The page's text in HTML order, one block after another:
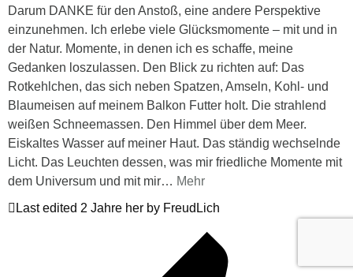
Darum DANKE für den Anstoß, eine andere Perspektive
einzunehmen. Ich erlebe viele Glücksmomente – mit und in
der Natur. Momente, in denen ich es schaffe, meine
Gedanken loszulassen. Den Blick zu richten auf: Das
Rotkehlchen, das sich neben Spatzen, Amseln, Kohl- und
Blaumeisen auf meinem Balkon Futter holt. Die strahlend
weißen Schneemassen. Den Himmel über dem Meer.
Eiskaltes Wasser auf meiner Haut. Das ständig wechselnde
Licht. Das Leuchten dessen, was mir friedliche Momente mit
dem Universum und mit mir… Mehr
Last edited 2 Jahre her by FreudLich